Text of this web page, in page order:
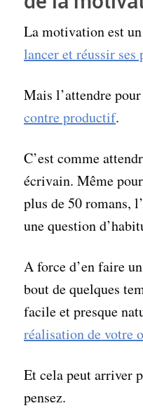
La motivation est
lancer et réussir ses
Mais l’attendre
contre productif.
C’est comme
écrivain. Même pour
plus de 50 romans,
une question
A force d’en faire
bout de quelques
facile et presque
réalisation de votre
Et cela peut arriver
pensez.